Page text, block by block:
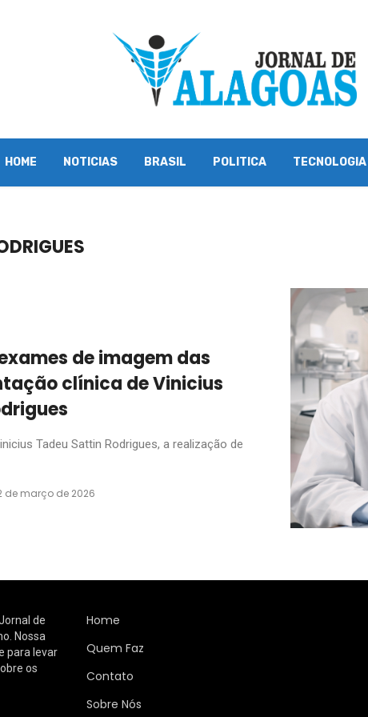
HOME NOTICIAS BRASIL POLITICA TECNOLOGIA
de imagem das
clínica de Vinicius
Tadeu Sattin Rodrigues, a realização de
de março de 2026
de
Nossa
para levar
os
Home
Quem Faz
Contato
Sobre Nós